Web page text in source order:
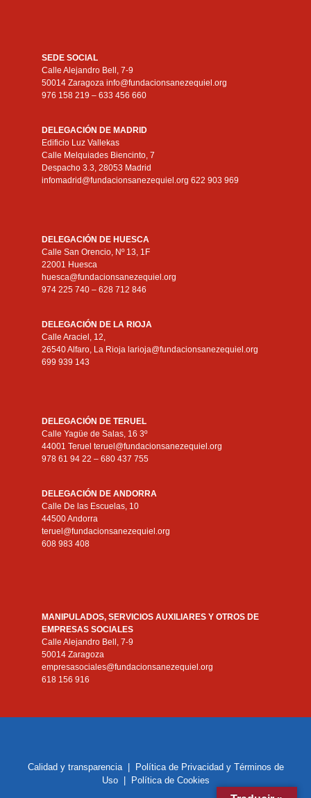
SEDE SOCIAL
Calle Alejandro Bell, 7-9
50014 Zaragoza info@fundacionsanezequiel.org
976 158 219 – 633 456 660
DELEGACIÓN DE MADRID
Edificio Luz Vallekas
Calle Melquiades Biencinto, 7
Despacho 3.3, 28053 Madrid
infomadrid@fundacionsanezequiel.org 622 903 969
DELEGACIÓN DE HUESCA
Calle San Orencio, Nº 13, 1F
22001 Huesca
huesca@fundacionsanezequiel.org
974 225 740 – 628 712 846
DELEGACIÓN DE LA RIOJA
Calle Araciel, 12,
26540 Alfaro, La Rioja larioja@fundacionsanezequiel.org
699 939 143
DELEGACIÓN DE TERUEL
Calle Yagüe de Salas, 16 3º
44001 Teruel teruel@fundacionsanezequiel.org
978 61 94 22 – 680 437 755
DELEGACIÓN DE ANDORRA
Calle De las Escuelas, 10
44500 Andorra
teruel@fundacionsanezequiel.org
608 983 408
MANIPULADOS, SERVICIOS AUXILIARES Y OTROS DE
EMPRESAS SOCIALES
Calle Alejandro Bell, 7-9
50014 Zaragoza
empresasociales@fundacionsanezequiel.org
618 156 916
Calidad y transparencia| Política de Privacidad y Términos de
Uso| Política de Cookies